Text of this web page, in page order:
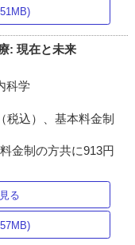
: 現在と未来
科学
税込）、基本料金制
金制の方共に913円
る